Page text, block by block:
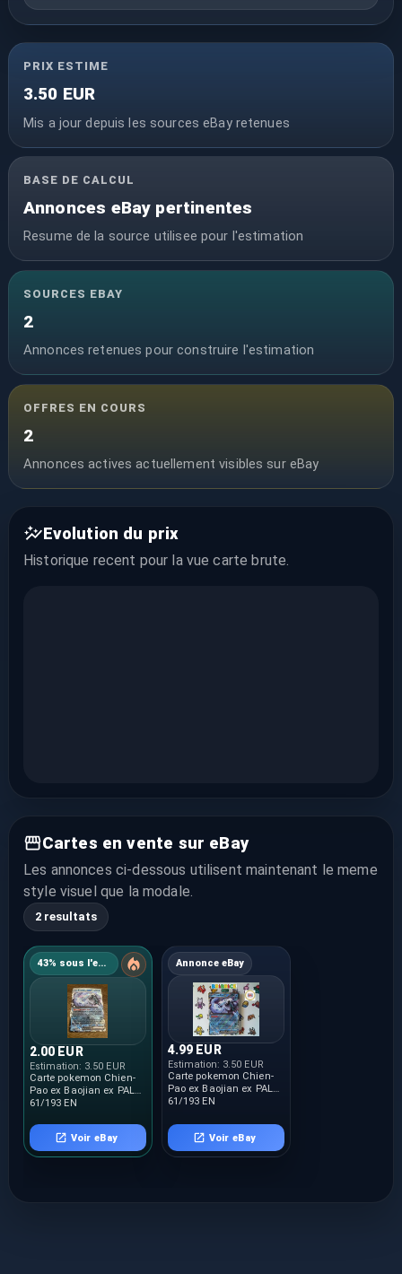
PRIX ESTIME
3.50 EUR
Mis a jour depuis les sources eBay retenues
BASE DE CALCUL
Annonces eBay pertinentes
Resume de la source utilisee pour l'estimation
SOURCES EBAY
2
Annonces retenues pour construire l'estimation
OFFRES EN COURS
2
Annonces actives actuellement visibles sur eBay
Evolution du prix
Historique recent pour la vuecarte brute.
Cartes en vente sur eBay
Les annonces ci-dessous utilisent maintenant le meme
style visuel que la modale.
2 resultats
43% sous l'estimation
2.00 EUR
Estimation: 3.50 EUR
Carte pokemon Chien-
Pao ex Baojian ex PAL
61/193 EN
Voir eBay
Annonce eBay
4.99 EUR
Estimation: 3.50 EUR
Carte pokemon Chien-
Pao ex Baojian ex PAL
61/193 EN
Voir eBay